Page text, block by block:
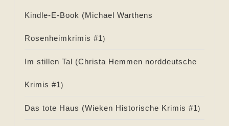
Kindle-E-Book (Michael Warthens
Rosenheimkrimis #1 )
Im stillen Tal (Christa Hemmen norddeutsche
Krimis #1)
Das tote Haus (Wieken Historische Krimis #1 )